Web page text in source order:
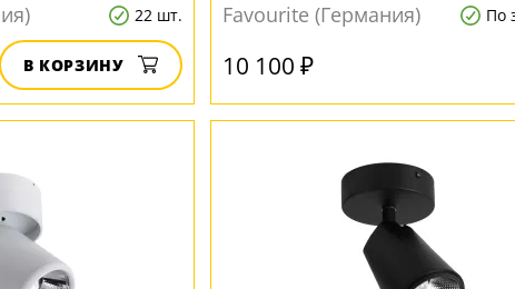
22 шт.
В КОРЗИНУ
Favourite (Германия)
По
10 100 ₽